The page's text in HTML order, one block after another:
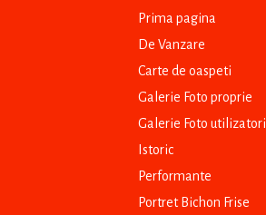
Prima pagina
De Vanzare
Carte de oaspeti
Galerie Foto proprie
Galerie Foto utilizatori
Istoric
Performante
Portret Bichon Frise